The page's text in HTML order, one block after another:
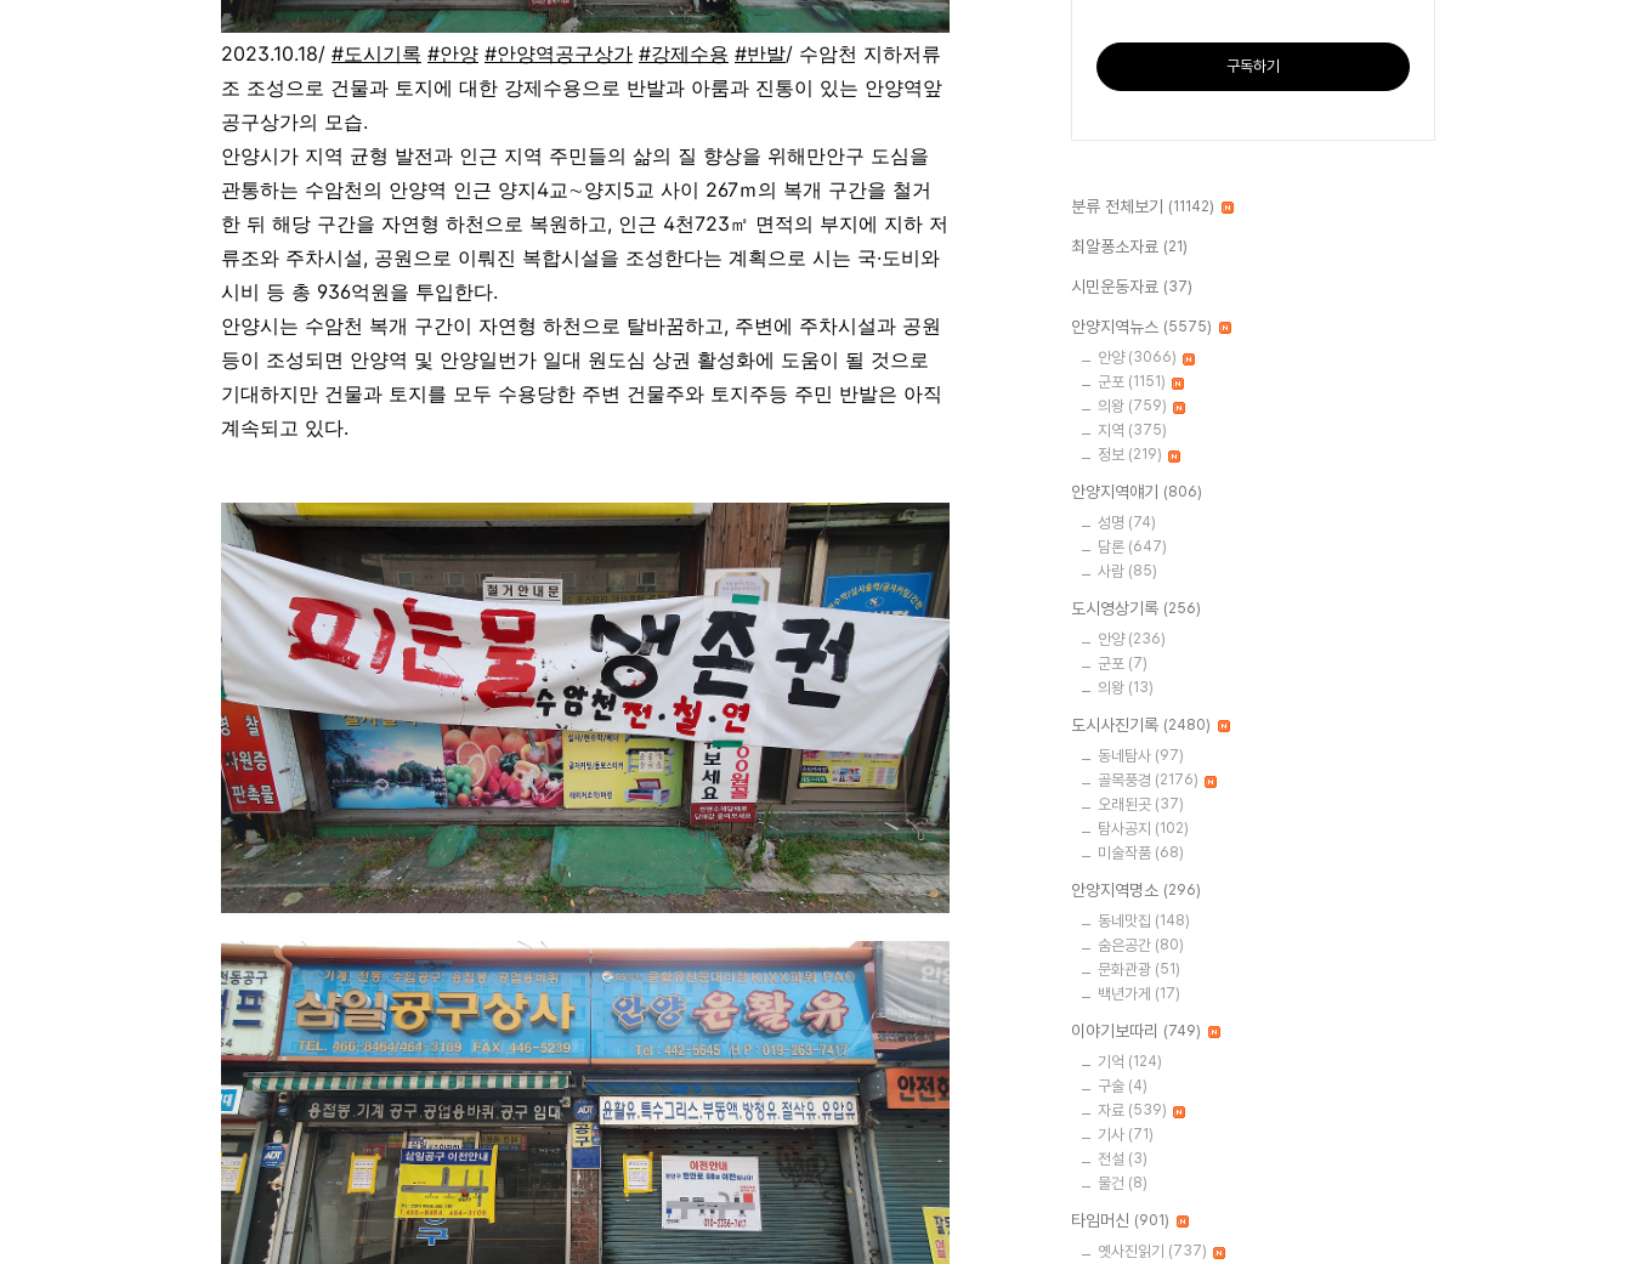
2023.10.18/ #도시기록 #안양 #안양역공구상가 #강제수용 #반발/ 수암천 지하저류
조 조성으로 건물과 토지에 대한 강제수용으로 반발과 아룸과 진통이 있는 안양역앞
공구상가의 모습.
안양시가 지역 균형 발전과 인근 지역 주민들의 삶의 질 향상을 위해만안구 도심을
관통하는 수암천의 안양역 인근 양지4교∼양지5교 사이 267ｍ의 복개 구간을 철거
한 뒤 해당 구간을 자연형 하천으로 복원하고, 인근 4천723㎡ 면적의 부지에 지하 저
류조와 주차시설, 공원으로 이뤄진 복합시설을 조성한다는 계획으로 시는 국·도비와
시비 등 총 936억원을 투입한다.
안양시는 수암천 복개 구간이 자연형 하천으로 탈바꿈하고, 주변에 주차시설과 공원
등이 조성되면 안양역 및 안양일번가 일대 원도심 상권 활성화에 도움이 될 것으로
기대하지만 건물과 토지를 모두 수용당한 주변 건물주와 토지주등 주민 반발은 아직
계속되고 있다.
구독하기
분류 전체보기 (11142)
최알퐁소자료 (21)
시민운동자료 (37)
안양지역뉴스 (5575)
안양 (3066)
군포 (1151)
의왕 (759)
지역 (375)
정보 (219)
안양지역얘기 (806)
성명 (74)
담론 (647)
사람 (85)
도시영상기록 (256)
안양 (236)
군포 (7)
의왕 (13)
도시사진기록 (2480)
동네탐사 (97)
골목풍경 (2176)
오래된곳 (37)
탐사공지 (102)
미술작품 (68)
안양지역명소 (296)
동네맛집 (148)
숨은공간 (80)
문화관광 (51)
백년가게 (17)
이야기보따리 (749)
기억 (124)
구술 (4)
자료 (539)
기사 (71)
전설 (3)
물건 (8)
타임머신 (901)
옛사진읽기 (737)